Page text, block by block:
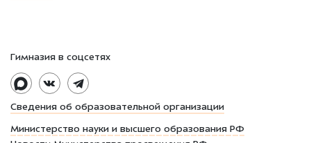
Сведения об образовательной организации
Министерство науки и высшего образования РФ
Гимназия в соцсетях